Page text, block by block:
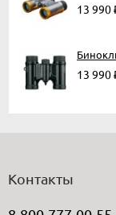
13 990
13 990
Контакты